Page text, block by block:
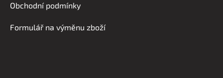
Obchodní podmínky
Formulář na výměnu zboží